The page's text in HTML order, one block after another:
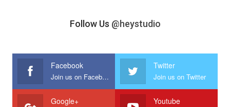
Follow Us @heystudio
Facebook
Join us on Facebook
Twitter
Join us on Twitter
Google+ Youtube